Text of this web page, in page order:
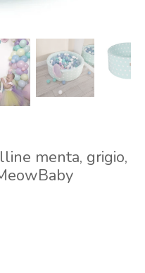
menta, grigio,